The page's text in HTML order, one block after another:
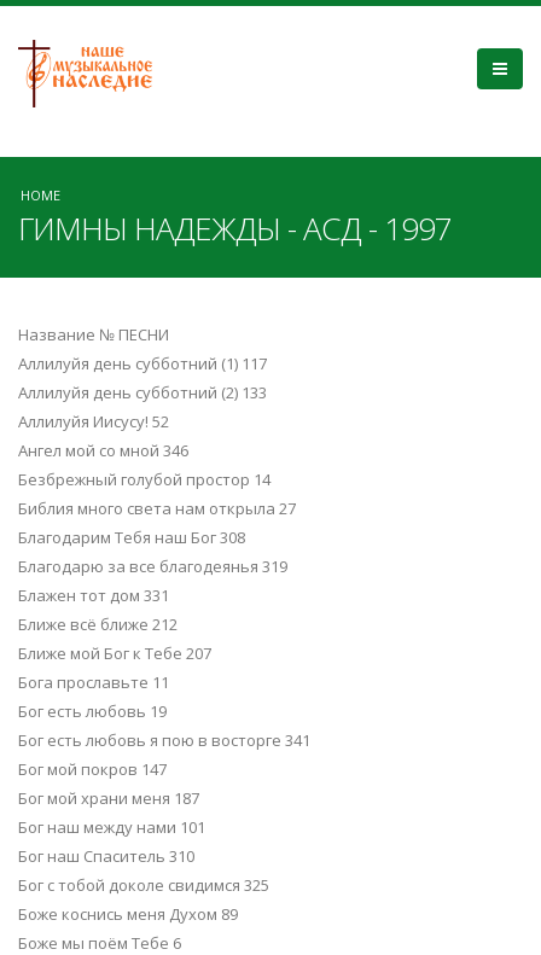
HOME
ГИМНЫ НАДЕЖДЫ - АСД - 1997
Название № ПЕСНИ
Аллилуйя день субботний (1) 117
Аллилуйя день субботний (2) 133
Аллилуйя Иисусу! 52
Ангел мой со мной 346
Безбрежный голубой простор 14
Библия много света нам открыла 27
Благодарим Тебя наш Бог 308
Благодарю за все благодеянья 319
Блажен тот дом 331
Ближе всё ближе 212
Ближе мой Бог к Тебе 207
Бога прославьте 11
Бог есть любовь 19
Бог есть любовь я пою в восторге 341
Бог мой покров 147
Бог мой храни меня 187
Бог наш между нами 101
Бог наш Спаситель 310
Бог с тобой доколе свидимся 325
Боже коснись меня Духом 89
Боже мы поём Тебе 6